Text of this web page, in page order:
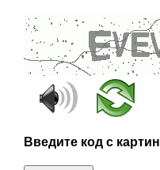
Введите код с